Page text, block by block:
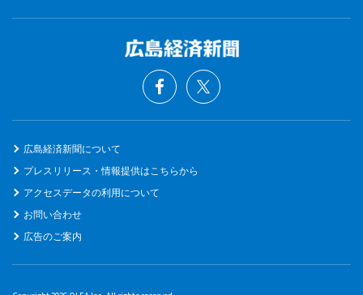
広島経済新聞について
プレスリリース・情報提供はこちらから
アクセスデータの利用について
お問い合わせ
広告のご案内